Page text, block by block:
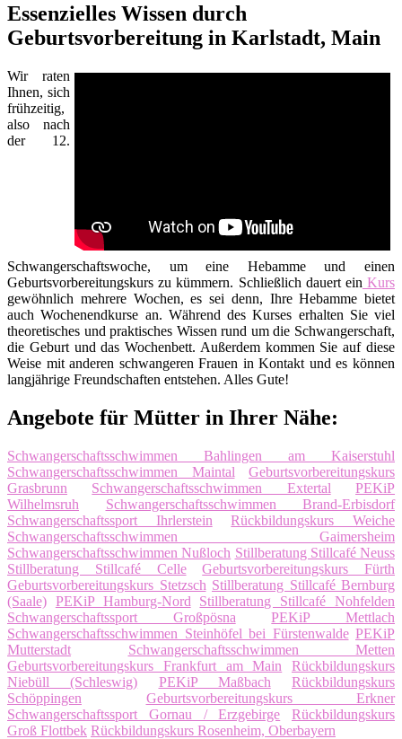
Essenzielles Wissen durch
Geburtsvorbereitung in Karlstadt, Main
Wir raten
Ihnen, sich
frühzeitig,
also nach
der 12.
Schwangerschaftswoche, um eine Hebamme und einen
Geburtsvorbereitungskurs zu kümmern. Schließlich dauert ein Kurs
gewöhnlich mehrere Wochen, es sei denn, Ihre Hebamme bietet
auch Wochenendkurse an. Während des Kurses erhalten Sie viel
theoretisches und praktisches Wissen rund um die Schwangerschaft,
die Geburt und das Wochenbett. Außerdem kommen Sie auf diese
Weise mit anderen schwangeren Frauen in Kontakt und es können
langjährige Freundschaften entstehen. Alles Gute!
Angebote für Mütter in Ihrer Nähe:
Schwangerschaftsschwimmen Bahlingen am Kaiserstuhl
Schwangerschaftsschwimmen Maintal
Geburtsvorbereitungskurs
Grasbrunn
Schwangerschaftsschwimmen Extertal
PEKiP
Wilhelmsruh
Schwangerschaftsschwimmen Brand-Erbisdorf
Schwangerschaftssport Ihrlerstein
Rückbildungskurs Weiche
Schwangerschaftsschwimmen Gaimersheim
Schwangerschaftsschwimmen Nußloch Stillberatung Stillcafé Neuss
Stillberatung Stillcafé Celle
Geburtsvorbereitungskurs Fürth
Geburtsvorbereitungskurs Stetzsch Stillberatung Stillcafé Bernburg
(Saale) PEKiP Hamburg-Nord
Stillberatung Stillcafé Nohfelden
Schwangerschaftssport Großpösna
PEKiP Mettlach
Schwangerschaftsschwimmen Steinhöfel bei Fürstenwalde PEKiP
Mutterstadt
Schwangerschaftsschwimmen Metten
Geburtsvorbereitungskurs Frankfurt am Main
Rückbildungskurs
Niebüll (Schleswig)
PEKiP Maßbach
Rückbildungskurs
Schöppingen
Geburtsvorbereitungskurs Erkner
Schwangerschaftssport Gornau / Erzgebirge
Rückbildungskurs
Groß Flottbek Rückbildungskurs Rosenheim, Oberbayern